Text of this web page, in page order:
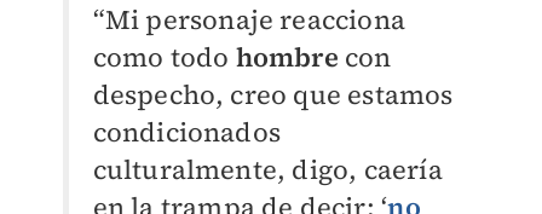
“Mi personaje reacciona
como todo hombre con
despecho, creo que estamos
condicionados
culturalmente, digo, caería